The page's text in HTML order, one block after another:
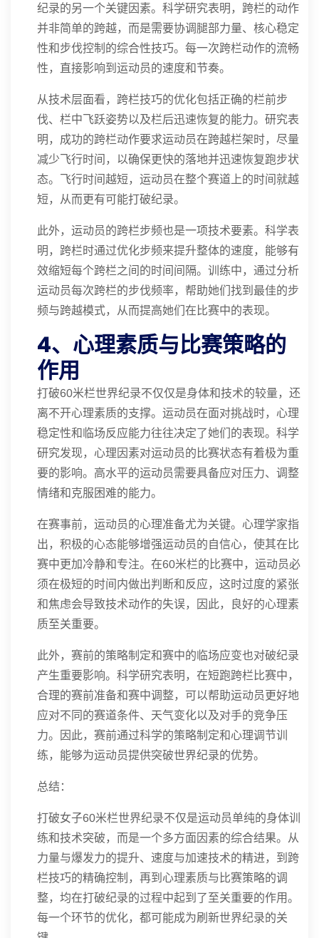
纪录的另一个关键因素。科学研究表明，跨栏的动作
并非简单的跨越，而是需要协调腿部力量、核心稳定
性和步伐控制的综合性技巧。每一次跨栏动作的流畅
性，直接影响到运动员的速度和节奏。
从技术层面看，跨栏技巧的优化包括正确的栏前步
伐、栏中飞跃姿势以及栏后迅速恢复的能力。研究表
明，成功的跨栏动作要求运动员在跨越栏架时，尽量
减少飞行时间，以确保更快的落地并迅速恢复跑步状
态。飞行时间越短，运动员在整个赛道上的时间就越
短，从而更有可能打破纪录。
此外，运动员的跨栏步频也是一项技术要素。科学表
明，跨栏时通过优化步频来提升整体的速度，能够有
效缩短每个跨栏之间的时间间隔。训练中，通过分析
运动员每次跨栏的步伐频率，帮助她们找到最佳的步
频与跨越模式，从而提高她们在比赛中的表现。
4、心理素质与比赛策略的
作用
打破60米栏世界纪录不仅仅是身体和技术的较量，还
离不开心理素质的支撑。运动员在面对挑战时，心理
稳定性和临场反应能力往往决定了她们的表现。科学
研究发现，心理因素对运动员的比赛状态有着极为重
要的影响。高水平的运动员需要具备应对压力、调整
情绪和克服困难的能力。
在赛事前，运动员的心理准备尤为关键。心理学家指
出，积极的心态能够增强运动员的自信心，使其在比
赛中更加冷静和专注。在60米栏的比赛中，运动员必
须在极短的时间内做出判断和反应，这时过度的紧张
和焦虑会导致技术动作的失误，因此，良好的心理素
质至关重要。
此外，赛前的策略制定和赛中的临场应变也对破纪录
产生重要影响。科学研究表明，在短跑跨栏比赛中，
合理的赛前准备和赛中调整，可以帮助运动员更好地
应对不同的赛道条件、天气变化以及对手的竞争压
力。因此，赛前通过科学的策略制定和心理调节训
练，能够为运动员提供突破世界纪录的优势。
总结：
打破女子60米栏世界纪录不仅是运动员单纯的身体训
练和技术突破，而是一个多方面因素的综合结果。从
力量与爆发力的提升、速度与加速技术的精进，到跨
栏技巧的精确控制，再到心理素质与比赛策略的调
整，均在打破纪录的过程中起到了至关重要的作用。
每一个环节的优化，都可能成为刷新世界纪录的关